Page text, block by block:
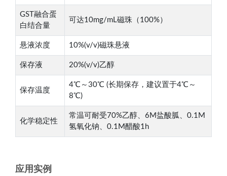
GST融合蛋
白结合量
可达10mg/mL磁珠（100%）
悬液浓度 10%(v/v)磁珠悬液
保存液 20%(v/v)乙醇
保存温度
4℃～30℃ (长期保存，建议置于4℃～
8℃)
化学稳定性
常温可耐受70%乙醇、6M盐酸胍、0.1M
氢氧化钠、0.1M醋酸1h
应用实例